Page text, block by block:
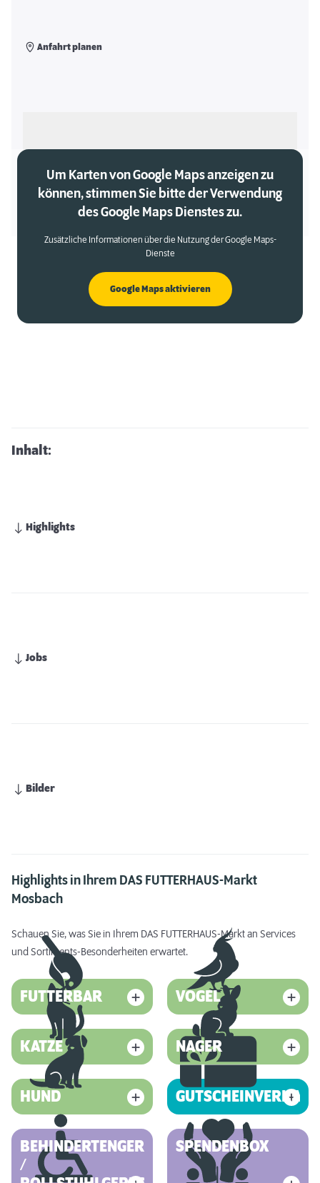
Anfahrt planen
Um Karten von Google Maps anzeigen zu
können, stimmen Sie bitte der Verwendung
des Google Maps Dienstes zu.
Zusätzliche Informationen über die Nutzung der Google Maps-
Dienste
Google Maps aktivieren
Inhalt:
Highlights
Jobs
Bilder
Highlights in Ihrem DAS FUTTERHAUS-Markt
Mosbach
Schauen Sie, was Sie in Ihrem DAS FUTTERHAUS-Markt an Services
und Sortiments-Besonderheiten erwartet.
FUTTERBAR VOGEL
KATZE NAGER
HUND GUTSCHEINVERKAUF
BEHINDERTENGERECHT
/
SPENDENBOX